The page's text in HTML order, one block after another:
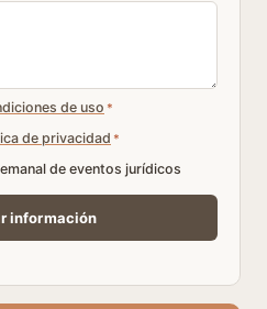
de uso *
de privacidad *
de eventos jurídicos